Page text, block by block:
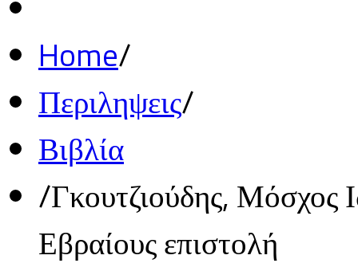
Home/
Περιληψεις/
Βιβλία
/Γκουτζιούδης, Μόσχος
Εβραίους επιστολή